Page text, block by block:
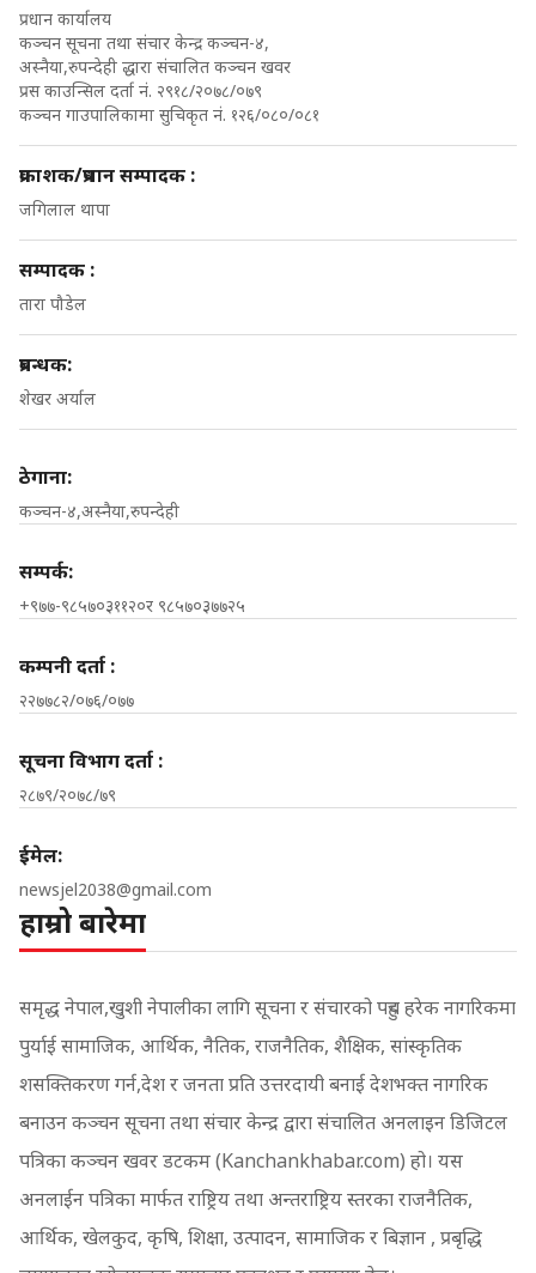
प्रधान कार्यालय
कञ्चन सूचना तथा संचार केन्द्र कञ्चन-४,
अस्नैया,रुपन्देही द्धारा संचालित कञ्चन खवर
प्रस काउन्सिल दर्ता नं. २९१८/२०७८/०७९
कञ्चन गाउपालिकामा सुचिकृत नं. १२६/०८०/०८१
प्रकाशक/प्रधान सम्पादक :
जगिलाल थापा
सम्पादक :
तारा पौडेल
प्रबन्धक:
शेखर अर्याल
ठेगाना:
कञ्चन-४,अस्नैया,रुपन्देही
सम्पर्क:
+९७७-९८५७०३११२०र ९८५७०३७७२५
कम्पनी दर्ता :
२२७७८२/०७६/०७७
सूचना विभाग दर्ता :
२८७९/२०७८/७९
ईमेल:
newsjel2038@gmail.com
हाम्रो बारेमा
समृद्ध नेपाल,खुशी नेपालीका लागि सूचना र संचारको पहुच हरेक नागरिकमा
पुर्याई सामाजिक, आर्थिक, नैतिक, राजनैतिक, शैक्षिक, सांस्कृतिक
शसक्तिकरण गर्न,देश र जनता प्रति उत्तरदायी बनाई देशभक्त नागरिक
बनाउन कञ्चन सूचना तथा संचार केन्द्र द्वारा संचालित अनलाइन डिजिटल
पत्रिका कञ्चन खवर डटकम (Kanchankhabar.com) हो। यस
अनलाईन पत्रिका मार्फत राष्ट्रिय तथा अन्तराष्ट्रिय स्तरका राजनैतिक,
आर्थिक, खेलकुद, कृषि, शिक्षा, उत्पादन, सामाजिक र बिज्ञान , प्रबृद्धि